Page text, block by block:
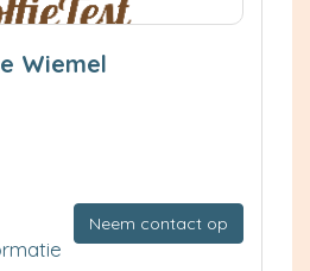
Wiemel
Neem contact op